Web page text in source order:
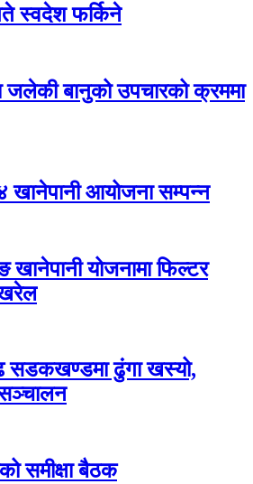
स्वदेश फर्किने
जलेकी बानुको उपचारको क्रममा
खानेपानी आयोजना सम्पन्न
खानेपानी योजनामा फिल्टर
सडकखण्डमा ढुंगा खस्यो,
सञ्चालन
समीक्षा बैठक